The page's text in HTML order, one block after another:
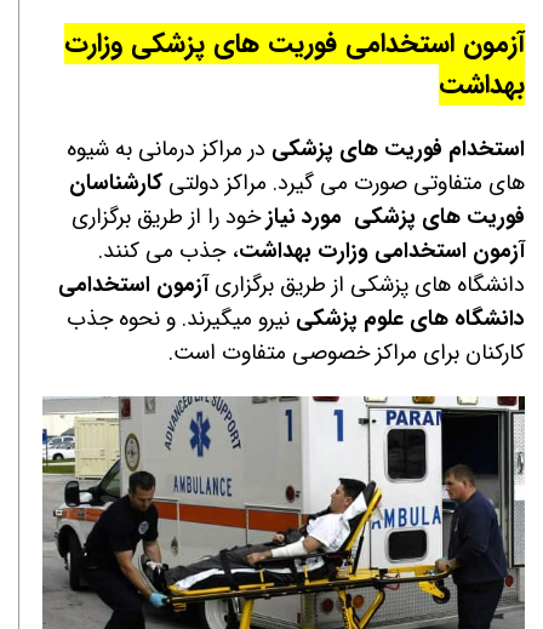
آزمون استخدامی فوریت های پزشکی وزارت
بهداشت
استخدام فوریت های پزشکی در مراکز درمانی به شیوه
های متفاوتی صورت می گیرد. مراکز دولتی کارشناسان
فوریت های پزشکی مورد نیازخود را از طریق برگزاری
آزمون استخدامی وزارت بهداشت، جذب می کنند.
دانشگاه های پزشکی از طریق برگزاریآزمون استخدامی
دانشگاه های علوم پزشکی نیرو میگیرند. و نحوه جذب
کارکنان برای مراکز خصوصی متفاوت است.